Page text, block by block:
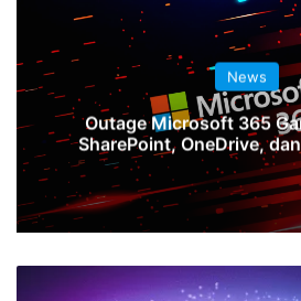
News
Outage Microsoft 365
SharePoint, OneDrive,